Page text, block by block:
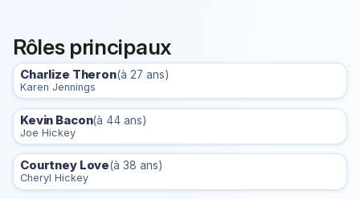
Rôles principaux
Charlize Theron(à 27 ans)
Karen Jennings
Kevin Bacon(à 44 ans)
Joe Hickey
Courtney Love(à 38 ans)
Cheryl Hickey